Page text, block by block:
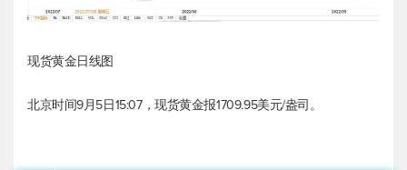
现货黄金日线图
北京时间9月5日15:07，现货黄金报1709.95美元/盎司。